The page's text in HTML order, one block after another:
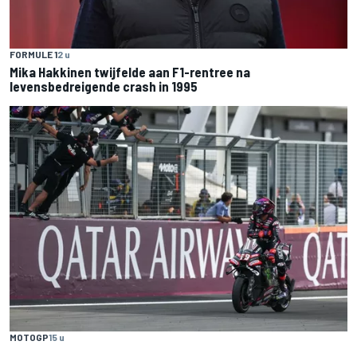
FORMULE 12 u
Mika Hakkinen twijfelde aan F1-rentree na
levensbedreigende crash in 1995
MOTOGP15 u